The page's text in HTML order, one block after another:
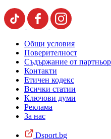
Общи условия
Поверителност
Съдържание от
Контакти
Етичен кодекс
Всички статии
Ключови думи
Реклама
За нас
Dsport.bg